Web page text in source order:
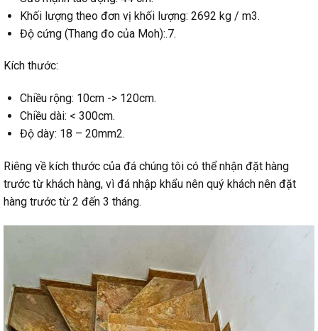
Khối lượng theo đơn vị khối lượng: 2692 kg / m3.
Độ cứng (Thang đo của Moh):.7.
Kích thước:
Chiều rộng: 10cm -> 120cm.
Chiều dài: < 300cm.
Độ dày: 18 – 20mm2.
Riêng về kích thước của đá chúng tôi có thể nhận đặt hàng
trước từ khách hàng, vì đá nhập khẩu nên quý khách nên đặt
hàng trước từ 2 đến 3 tháng.